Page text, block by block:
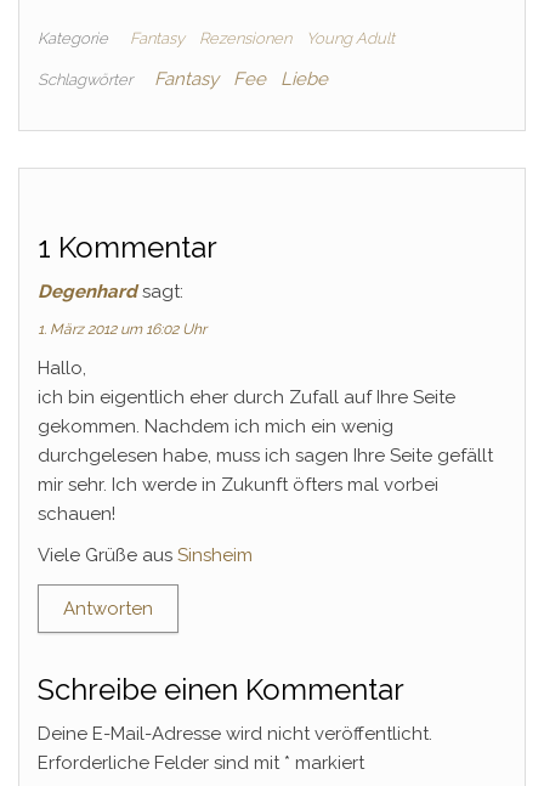
Kategorie Fantasy Rezensionen Young Adult
Schlagwörter Fantasy Fee Liebe
1 Kommentar
Degenhard sagt:
1. März 2012 um 16:02 Uhr
Hallo,
ich bin eigentlich eher durch Zufall auf Ihre Seite
gekommen. Nachdem ich mich ein wenig
durchgelesen habe, muss ich sagen Ihre Seite gefällt
mir sehr. Ich werde in Zukunft öfters mal vorbei
schauen!
Viele Grüße aus Sinsheim
Antworten
Schreibe einen Kommentar
Deine E-Mail-Adresse wird nicht veröffentlicht.
Erforderliche Felder sind mit * markiert